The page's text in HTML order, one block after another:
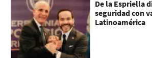
De la Espriella
seguridad con
Latinoamérica